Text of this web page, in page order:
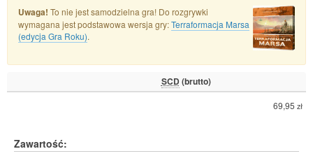
Uwaga! To nie jest samodzielna gra! Do rozgrywki
wymagana jest podstawowa wersja gry:Terraformacja Marsa
(edycja Gra Roku).
SCD (brutto)
69,95 zł
Zawartość: